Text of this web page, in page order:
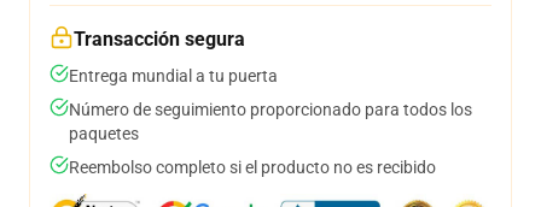
Transacción segura
Entrega mundial a tu puerta
Número de seguimiento proporcionado para todos los
paquetes
Reembolso completo si el producto no es recibido